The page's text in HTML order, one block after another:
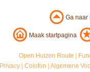
Ga
Maak startpagina
Open Huizen Route
Privacy |Colofon |Algemene